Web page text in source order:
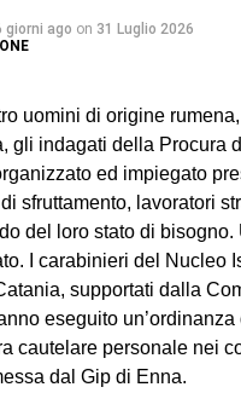
giorni ago on 31 Luglio 2026
uomini di origine
gli indagati della Procura
ed impiegato
sfruttamento, lavoratori
del loro stato di bisogno.
I carabinieri del Nucleo
supportati dalla
eseguito
cautelare personale nei
dal Gip di Enna.